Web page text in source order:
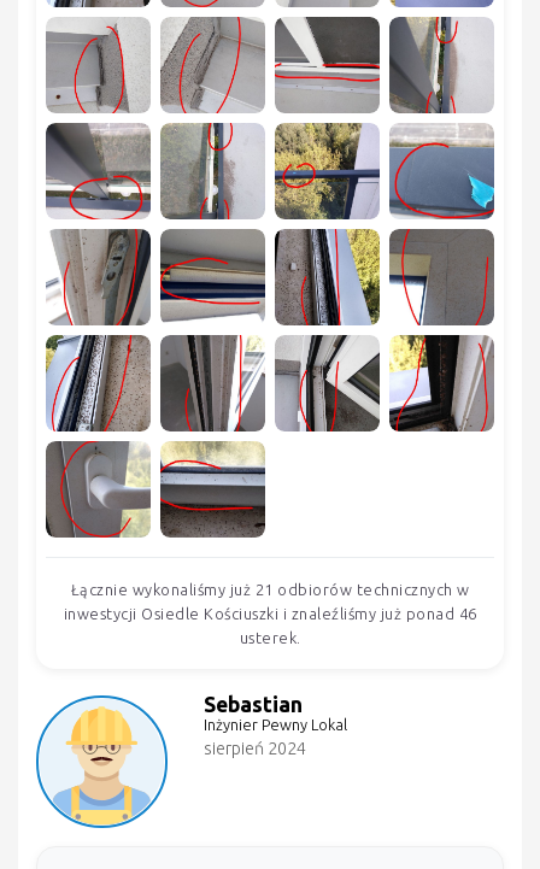
Łącznie wykonaliśmy już 21 odbiorów technicznych w
inwestycji Osiedle Kościuszki i znaleźliśmy już ponad 46
usterek.
Sebastian
Inżynier Pewny Lokal
sierpień 2024